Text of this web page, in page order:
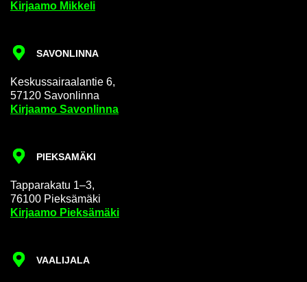
Kir­jaa­mo Mik­ke­li
SA­VON­LIN­NA
Kes­kus­sai­raa­lan­tie 6,
57120 Sa­von­lin­na
Kir­jaa­mo Sa­von­lin­na
PIEK­SA­MÄ­KI
Tap­pa­ra­ka­tu 1–3,
76100 Piek­sä­mä­ki
Kir­jaa­mo Piek­sä­mä­ki
VAA­LI­JA­LA